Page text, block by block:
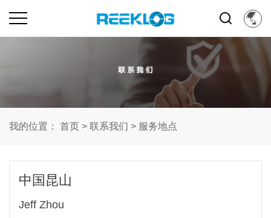
我的位置： 首页 > 联系我们 > 服务地点
中国昆山
Jeff Zhou